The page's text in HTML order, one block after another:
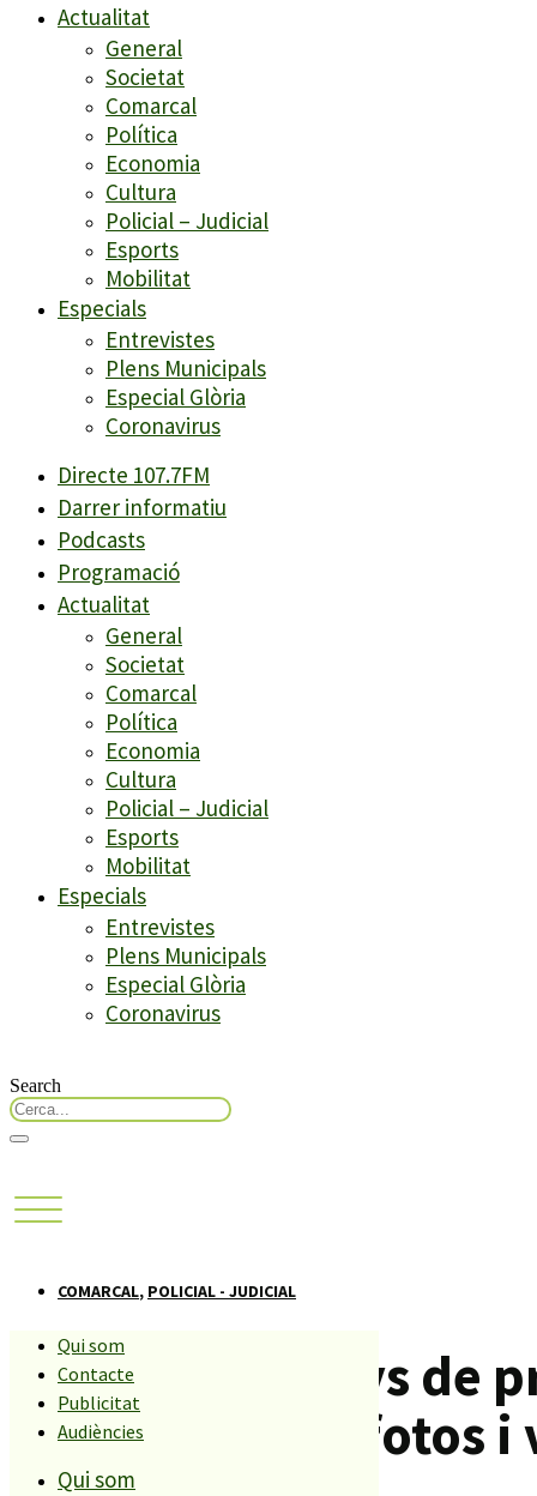
Actualitat
General
Societat
Comarcal
Política
Economia
Cultura
Policial – Judicial
Esports
Mobilitat
Especials
Entrevistes
Plens Municipals
Especial Glòria
Coronavirus
Directe 107.7FM
Darrer informatiu
Podcasts
Programació
Actualitat
General
Societat
Comarcal
Política
Economia
Cultura
Policial – Judicial
Esports
Mobilitat
Especials
Entrevistes
Plens Municipals
Especial Glòria
Coronavirus
Search
Qui som
Contacte
Publicitat
Audiències
Qui som
COMARCAL, POLICIAL - JUDICIAL
Demanen 5 anys de
distribució de fotos